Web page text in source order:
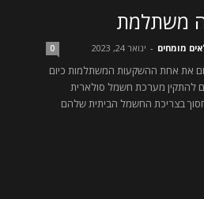
משתלמת
מומחים - ינואר 24, 2023 0
את אחת ההשקעות המשתלמות כיום
להתקין מערכת חשמל סולארית
בצריכת החשמל הביתית שלהם